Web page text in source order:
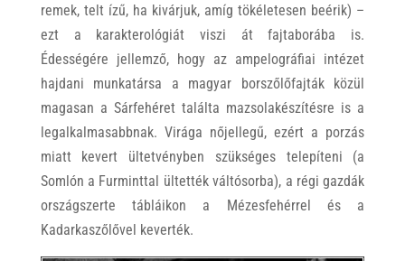
remek, telt ízű, ha kivárjuk, amíg tökéletesen beérik) –
ezt a karakterológiát viszi át fajtaborába is.
Édességére jellemző, hogy az ampelográfiai intézet
hajdani munkatársa a magyar borszőlőfajták közül
magasan a Sárfehéret találta mazsolakészítésre is a
legalkalmasabbnak. Virága nőjellegű, ezért a porzás
miatt kevert ültetvényben szükséges telepíteni (a
Somlón a Furminttal ültették váltósorba), a régi gazdák
országszerte tábláikon a Mézesfehérrel és a
Kadarkaszőlővel keverték.